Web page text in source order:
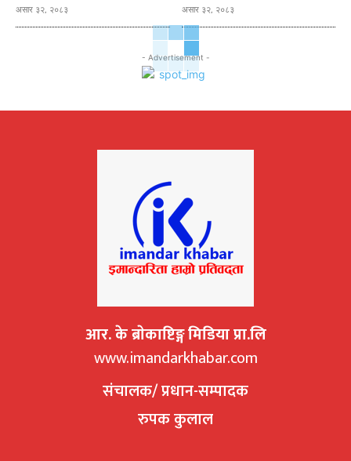
असार ३२, २०८३ असार ३२, २०८३
- Advertisement -
आर. के ब्राेकाष्टिङ्ग मिडिया प्रा.लि
www.imandarkhabar.com
संचालक/ प्रधान-सम्पादक
रुपक कुलाल